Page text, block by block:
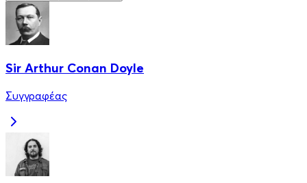
Sir Arthur Conan Doyle
Συγγραφέας